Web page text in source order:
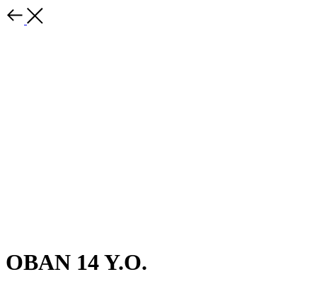
OBAN 14 Y.O.